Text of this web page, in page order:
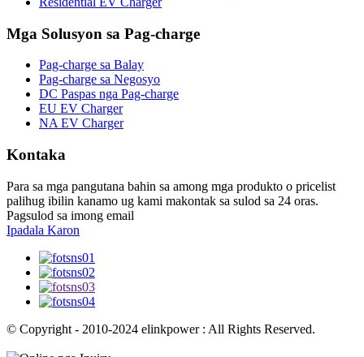
Mga Solusyon sa Pag-charge
Pag-charge sa Balay
Pag-charge sa Negosyo
DC Paspas nga Pag-charge
EU EV Charger
NA EV Charger
Kontaka
Para sa mga pangutana bahin sa among mga produkto o pricelist
palihug ibilin kanamo ug kami makontak sa sulod sa 24 oras.
Pagsulod sa imong email
Ipadala Karon
© Copyright - 2010-2024 elinkpower : All Rights Reserved.